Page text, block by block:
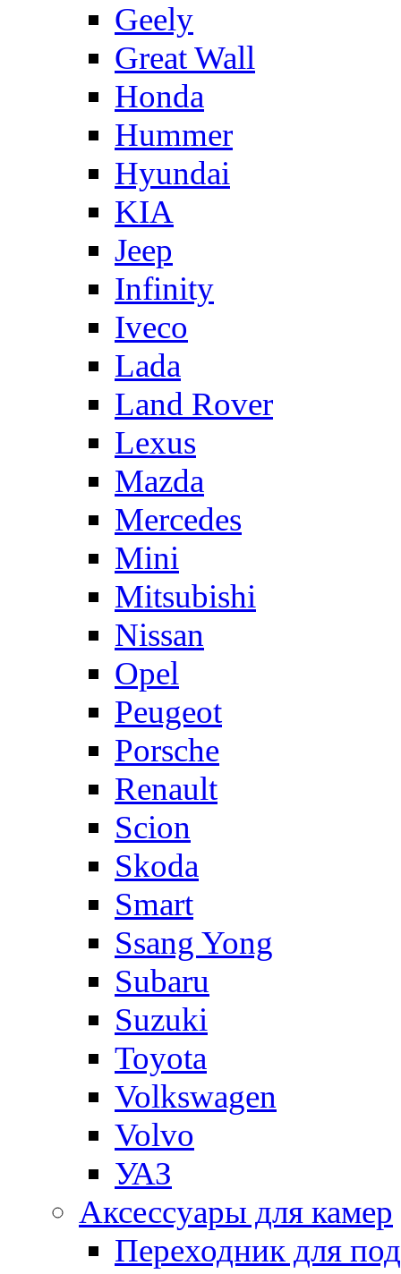
Geely
Great Wall
Honda
Hummer
Hyundai
KIA
Jeep
Infinity
Iveco
Lada
Land Rover
Lexus
Mazda
Mercedes
Mini
Mitsubishi
Nissan
Opel
Peugeot
Porsche
Renault
Scion
Skoda
Smart
Ssang Yong
Subaru
Suzuki
Toyota
Volkswagen
Volvo
УАЗ
Аксессуары для камер
Переходник для